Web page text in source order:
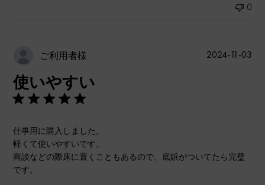
0
ご利用者様
使いやすい
仕事用に購入しました。
軽くて使いやすいです。
商談などの際床に置くこともあるので、底鋲がついてたら完璧
です。
公
2024-11-03